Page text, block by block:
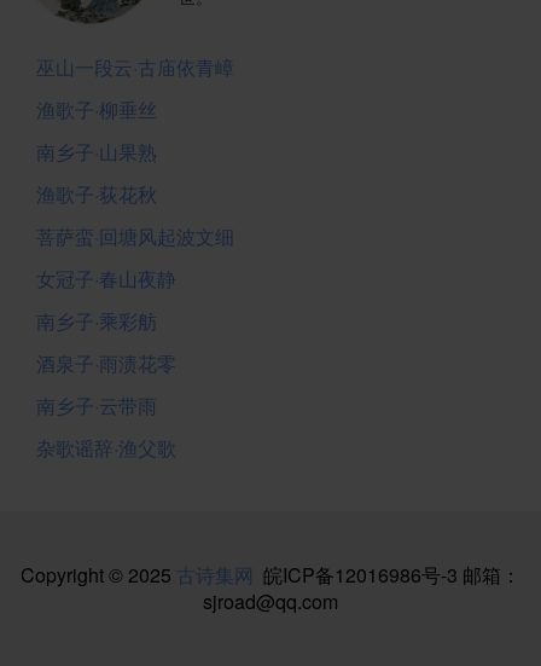
巫山一段云·古庙依青嶂
渔歌子·柳垂丝
南乡子·山果熟
渔歌子·荻花秋
菩萨蛮·回塘风起波文细
女冠子·春山夜静
南乡子·乘彩舫
酒泉子·雨渍花零
南乡子·云带雨
杂歌谣辞·渔父歌
Copyright © 2025 古诗集网 皖ICP备12016986号-3 邮箱：
sjroad@qq.com